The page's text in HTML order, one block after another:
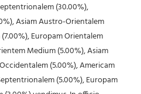
(30.00%),
Asiam Austro-Orientalem
Europam Orientalem
Medium (5.00%), Asiam
(5.00%), Americam
(5.00%), Europam